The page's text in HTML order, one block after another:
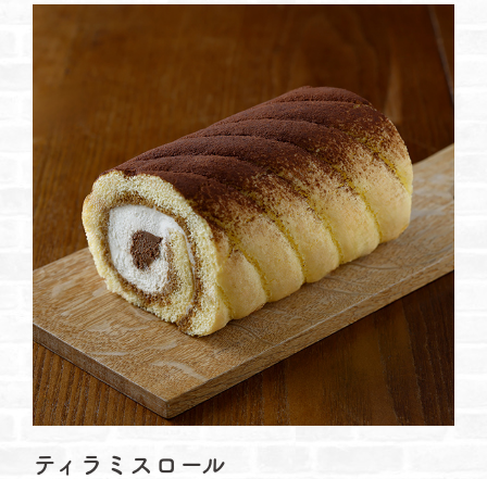
ティラミスロール